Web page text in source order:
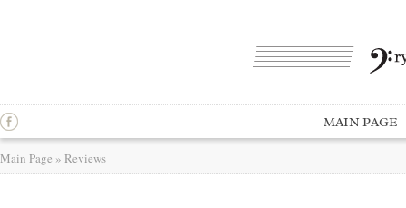
MAIN PAGE
Main Page » Reviews